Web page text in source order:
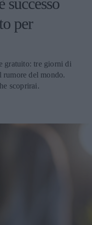
per
gratuito: tre giorni di
rumore del mondo.
scoprirai.